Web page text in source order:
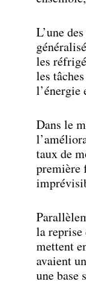
L’une
les
les
l’énergie
Dans le
taux de
première
la reprise
mettent
avaient
une